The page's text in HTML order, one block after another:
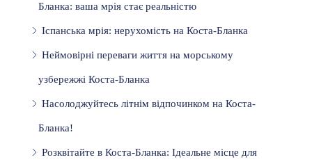
Бланка: ваша мрія стає реальністю
Іспанська мрія: нерухомість на Коста-Бланка
Неймовірні переваги життя на морському
узбережжі Коста-Бланка
Насолоджуйтесь літнім відпочинком на Коста-
Бланка!
Розквітайте в Коста-Бланка: Ідеальне місце для